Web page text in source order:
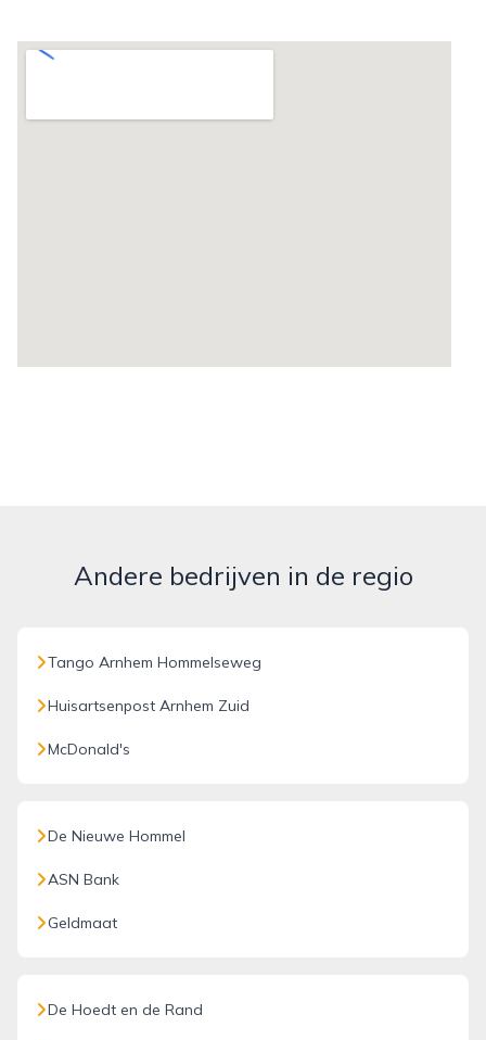
Andere bedrijven in de regio
Tango Arnhem Hommelseweg
Huisartsenpost Arnhem Zuid
McDonald's
De Nieuwe Hommel
ASN Bank
Geldmaat
De Hoedt en de Rand